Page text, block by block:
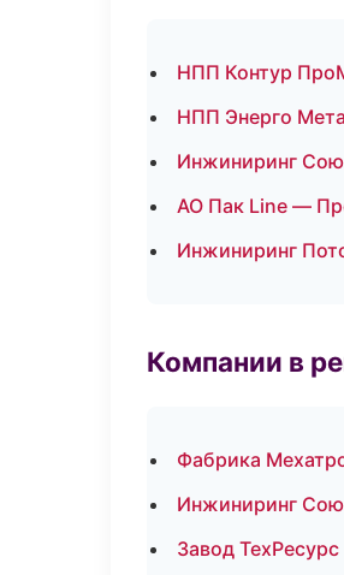
НПП Контур
НПП Энерго
Инжиниринг
АО Пак Line —
Инжиниринг
Компании в
Фабрика
Инжиниринг
Завод